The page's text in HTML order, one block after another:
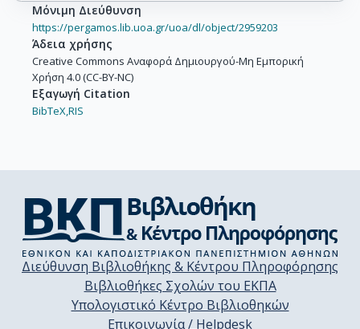
Μόνιμη Διεύθυνση
https://pergamos.lib.uoa.gr/uoa/dl/object/2959203
Άδεια χρήσης
Creative Commons Αναφορά Δημιουργού-Μη Εμπορική
Χρήση 4.0 (CC-BY-NC)
Εξαγωγή Citation
BibTeX,RIS
Διεύθυνση Βιβλιοθήκης & Κέντρου Πληροφόρησης
Βιβλιοθήκες Σχολών του ΕΚΠΑ
Υπολογιστικό Κέντρο Βιβλιοθηκών
Επικοινωνία / Helpdesk